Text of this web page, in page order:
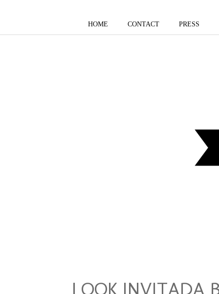
HOME CONTACT PRESS
LOOK INVITADA